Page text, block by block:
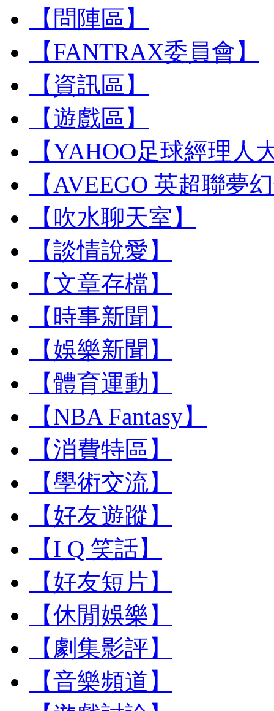
【問陣區】
【FANTRAX委員會】
【資訊區】
【遊戲區】
【YAHOO足球經理人
【AVEEGO 英超聯夢
【吹水聊天室】
【談情說愛】
【文章存檔】
【時事新聞】
【娛樂新聞】
【體育運動】
【NBA Fantasy】
【消費特區】
【學術交流】
【好友遊蹤】
【I Q 笑話】
【好友短片】
【休閒娛樂】
【劇集影評】
【音樂頻道】